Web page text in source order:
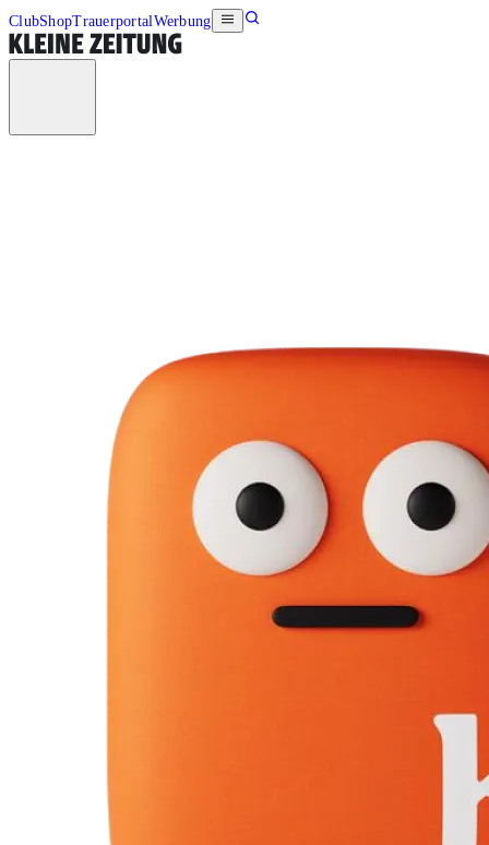
ClubShopTrauerportalWerbung